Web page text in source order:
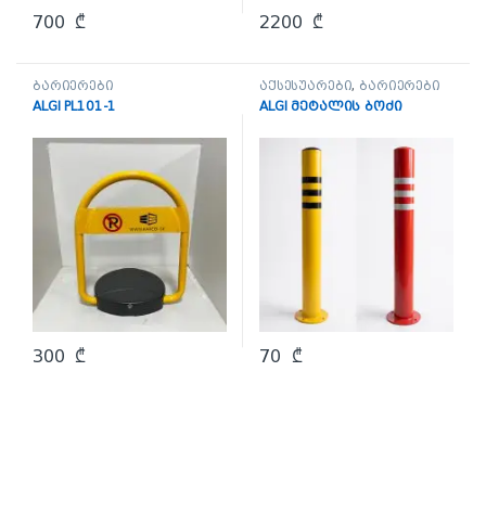
700 ₾ 2200 ₾
ბარიერები
ALGI PL101-1
300₾
აქსესუარები, ბარიერები
ALGI მეტალის ბოძი
70 ₾